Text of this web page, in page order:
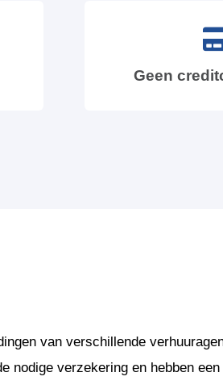
Geen
van verschillende
nodige verzekering en hebben